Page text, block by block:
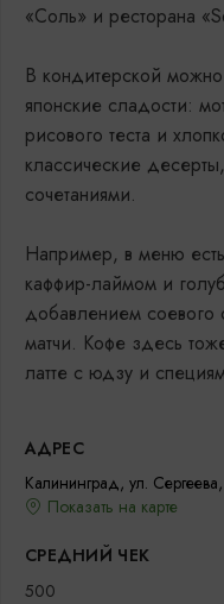
«Соль» и ресторана
В кондитерской
японские сладости:
рисового теста и
классические
сочетаниями.
Например, в меню
каффир-лаймом и
добавлением соевого
матчи. Кофе здесь
латте с юдзу и
АДРЕС
Калининград, ул.
Показать на карте
СРЕДНИЙ ЧЕК
500